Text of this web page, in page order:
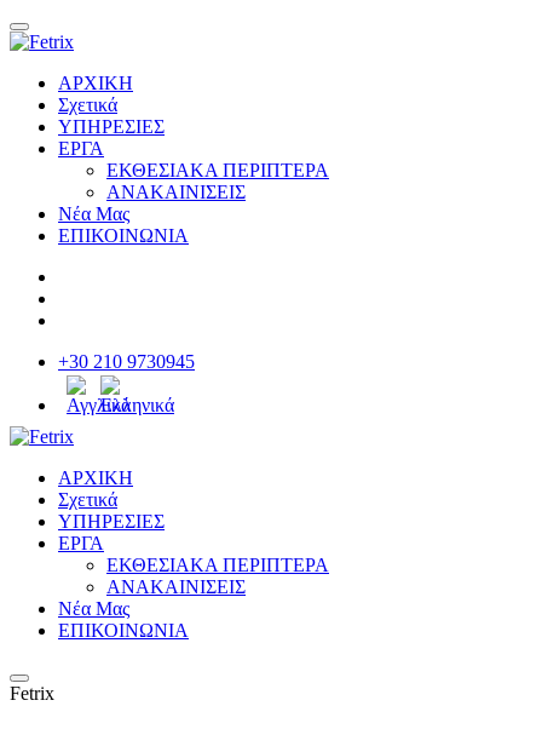
ΑΡΧΙΚΗ
Σχετικά
ΥΠΗΡΕΣΙΕΣ
ΕΡΓΑ
ΕΚΘΕΣΙΑΚΑ ΠΕΡΙΠΤΕΡΑ
ΑΝΑΚΑΙΝΙΣΕΙΣ
Νέα Μας
ΕΠΙΚΟΙΝΩΝΙΑ
+30 210 9730945
ΑΡΧΙΚΗ
Σχετικά
ΥΠΗΡΕΣΙΕΣ
ΕΡΓΑ
ΕΚΘΕΣΙΑΚΑ ΠΕΡΙΠΤΕΡΑ
ΑΝΑΚΑΙΝΙΣΕΙΣ
Νέα Μας
ΕΠΙΚΟΙΝΩΝΙΑ
Fetrix